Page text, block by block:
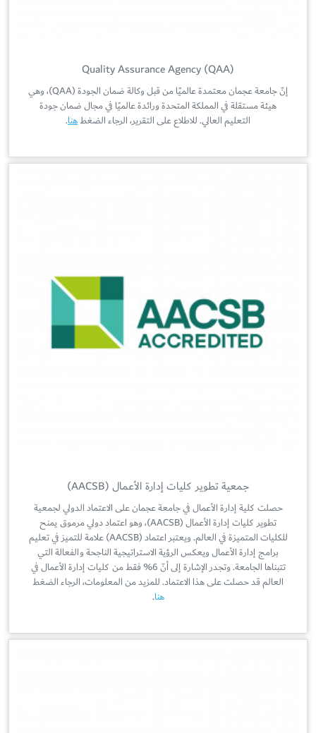
Quality Assurance Agency (QAA)
إنّ جامعة عجمان معتمدة عالميًا من قبل وكالة ضمان الجودة (QAA)، وهي
هيئة مستقلة في المملكة المتحدة ورائدة عالميًا في مجال ضمان جودة
التعليم العالي. للاطلاع على التقرير، الرجاء الضغطهنا.
جمعية تطوير كليات إدارة الأعمال (AACSB)
حصلت كلية إدارة الأعمال في جامعة عجمان على الاعتماد الدولي لجمعية
تطوير كليات إدارة الأعمال (AACSB)، وهو اعتماد دولي مرموق يمنح
للكليات المتميزة في العالم. ويعتبر اعتماد (AACSB) علامة للتميز في تعليم
برامج إدارة الأعمال ويعكس الرؤية الاستراتيجية الناجحة والفعالة التي
تتبناها الجامعة. وتجدر الإشارة إلى أنّ 6% فقط من كليات إدارة الأعمال في
العالم قد حصلت على هذا الاعتماد. للمزيد من المعلومات، الرجاء الضغط
هنا.